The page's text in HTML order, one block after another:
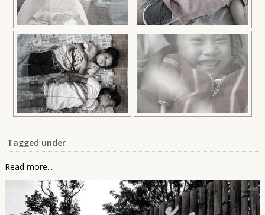
Tagged under
Read more...